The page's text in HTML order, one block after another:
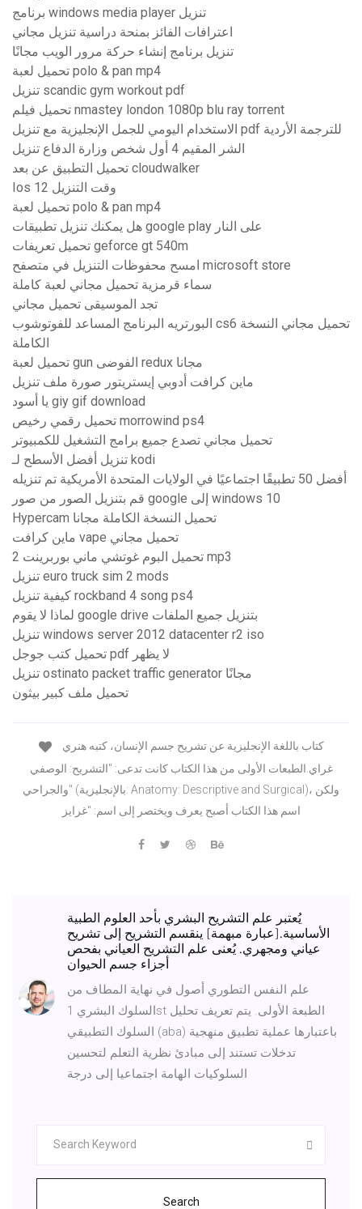
برنامج windows media player تنزيل
اعترافات الفائز بمنحة دراسية تنزيل مجاني
تنزيل برنامج إنشاء حركة مرور الويب مجانًا
تحميل لعبة polo & pan mp4
تنزيل scandic gym workout pdf
تحميل فيلم nmastey london 1080p blu ray torrent
الاستخدام اليومي للجمل الإنجليزية مع تنزيل pdf للترجمة الأردية
الشر المقيم 4 أول شخص وزارة الدفاع تنزيل
تحميل التطبيق عن بعد cloudwalker
Ios 12 وقت التنزيل
تحميل لعبة polo & pan mp4
هل يمكنك تنزيل تطبيقات google play على النار
تحميل تعريفات geforce gt 540m
امسح محفوظات التنزيل في متصفح microsoft store
سماء قرمزية تحميل مجاني لعبة كاملة
تجد الموسيقى تحميل مجاني
البورتريه البرنامج المساعد للفوتوشوب cs6 تحميل مجاني النسخة
الكاملة
تحميل لعبة gun الفوضى redux مجانا
ماين كرافت أدوبي إيستريتور صورة ملف تنزيل
يا أسود giy gif download
تحميل رقمي رخيص morrowind ps4
تحميل مجاني تصدع جميع برامج التشغيل للكمبيوتر
تنزيل أفضل الأسطح لـ kodi
أفضل 50 تطبيقًا اجتماعيًا في الولايات المتحدة الأمريكية تم تنزيله
قم بتنزيل الصور من صور google إلى windows 10
Hypercam تحميل النسخة الكاملة مجانا
ماين كرافت vape تحميل مجاني
تحميل البوم غوتشي ماني بوربرينت 2 mp3
تنزيل euro truck sim 2 mods
كيفية تنزيل rockband 4 song ps4
لماذا لا يقوم google drive بتنزيل جميع الملفات
تنزيل windows server 2012 datacenter r2 iso
تحميل كتب جوجل pdf لا يظهر
تنزيل ostinato packet traffic generator مجانًا
تحميل ملف كبير بيثون
غراي.الطبعات الأولى من هذا الكتاب كانت تدعى: "التشريح: الوصفي
والجراحي" (بالإنجليزية: Anatomy: Descriptive and Surgical)، ولكن
اسم هذا الكتاب أصبح يعرف ويختصر إلى اسم: "غرايز
يُعتبر علم التشريح البشري بأحد العلوم الطبية
الأساسية.[عبارة مبهمة] ينقسم التشريح إلى تشريح
عياني ومجهري. يُعنى علم التشريح العياني بفحص
علم النفس التطوري أصول في نهاية المطاف من
السلوك البشري 1st الطبعة الأولى. يتم تعريف تحليل
السلوك التطبيقي (aba) باعتبارها عملية تطبيق منهجية
تدخلات تستند إلى مبادئ نظرية التعلم لتحسين
السلوكيات الهامة اجتماعيا إلى درجة
Search